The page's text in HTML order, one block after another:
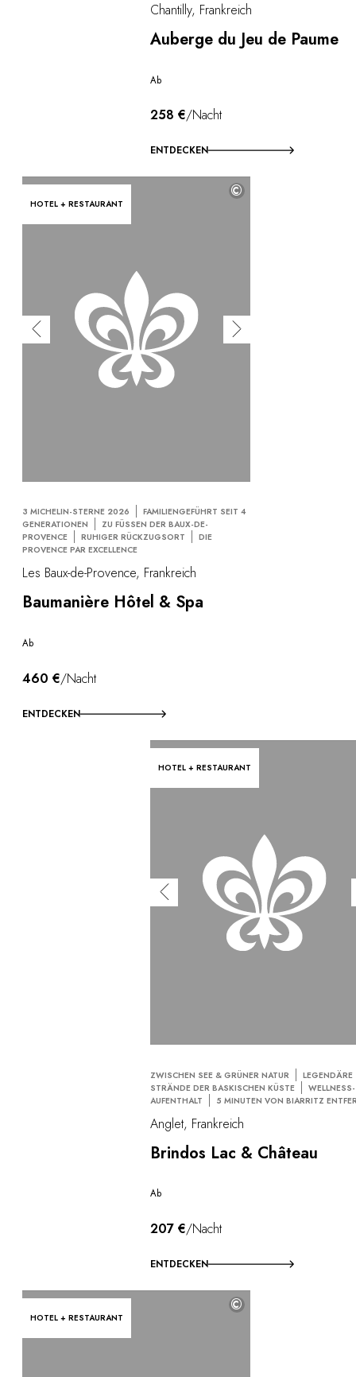
Chantilly, Frankreich
Auberge du Jeu de Paume
Ab
258 €/Nacht
ENTDECKEN
HOTEL + RESTAURANT
©
3 MICHELIN-STERNE 2026
FAMILIENGEFÜHRT SEIT 4
GENERATIONEN
ZU FÜSSEN DER BAUX-DE-
PROVENCE
RUHIGER RÜCKZUGSORT
DIE
PROVENCE PAR EXCELLENCE
Les Baux-de-Provence, Frankreich
Baumanière Hôtel & Spa
Ab
460 €/Nacht
ENTDECKEN
HOTEL + RESTAURANT
ZWISCHEN SEE & GRÜNER NATUR
LEGENDÄRE
STRÄNDE DER BASKISCHEN KÜSTE
WELLNESS-
AUFENTHALT
5 MINUTEN VON BIARRITZ
Anglet, Frankreich
Brindos Lac & Château
Ab
207 €/Nacht
ENTDECKEN
HOTEL + RESTAURANT
©